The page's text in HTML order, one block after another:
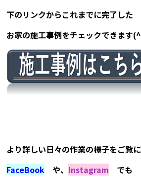
下のリンクからこれまでに完了した
お家の施工事例をチェックできます
より詳しい日々の作業の様子をご覧
FaceBook や、 Instagram でも